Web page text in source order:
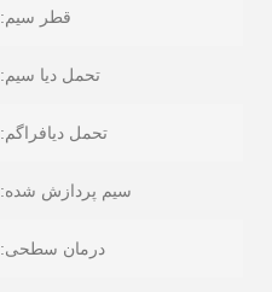
قطر سیم:
تحمل دیا سیم:
تحمل دیافراگم:
سیم پردازش شده:
درمان سطحی: